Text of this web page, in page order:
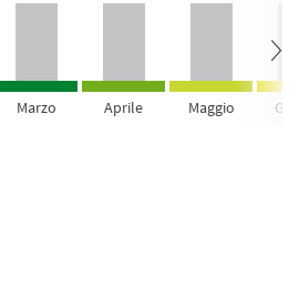
Marzo Aprile Maggio